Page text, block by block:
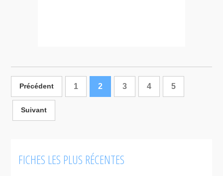
Précédent 1 2 3 4 5
Suivant
FICHES LES PLUS RÉCENTES